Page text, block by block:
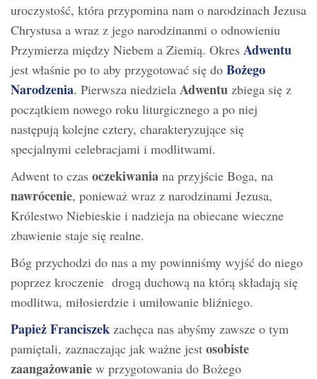
uroczystość, która przypomina nam o narodzinach Jezusa
Chrystusa a wraz z jego narodzinanmi o odnowieniu
Przymierza między Niebem a Ziemią. Okres Adwentu
jest właśnie po to aby przygotować się do Bożego
Narodzenia. Pierwsza niedziela Adwentu zbiega się z
początkiem nowego roku liturgicznego a po niej
następują kolejne cztery, charakteryzujące się
specjalnymi celebracjami i modlitwami.
Adwent to czas oczekiwania na przyjście Boga, na
nawrócenie, ponieważ wraz z narodzinami Jezusa,
Królestwo Niebieskie i nadzieja na obiecane wieczne
zbawienie staje się realne.
Bóg przychodzi do nas a my powinniśmy wyjść do niego
poprzez kroczenie drogą duchową na którą składają się
modlitwa, miłosierdzie i umiłowanie bliźniego.
Papież Franciszek zachęca nas abyśmy zawsze o tym
pamiętali, zaznaczając jak ważne jest osobiste
zaangażowanie w przygotowania do Bożego